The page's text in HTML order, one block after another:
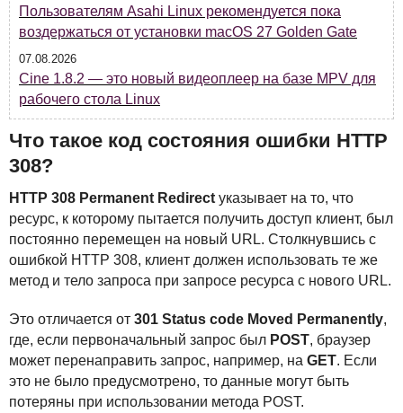
Пользователям Asahi Linux рекомендуется пока
воздержаться от установки macOS 27 Golden Gate
07.08.2026
Cine 1.8.2 — это новый видеоплеер на базе MPV для
рабочего стола Linux
Что такое код состояния ошибки HTTP
308?
HTTP 308 Permanent Redirect указывает на то, что
ресурс, к которому пытается получить доступ клиент, был
постоянно перемещен на новый URL. Столкнувшись с
ошибкой HTTP 308, клиент должен использовать те же
метод и тело запроса при запросе ресурса с нового URL.
Это отличается от 301 Status code Moved Permanently,
где, если первоначальный запрос был POST, браузер
может перенаправить запрос, например, на GET. Если
это не было предусмотрено, то данные могут быть
потеряны при использовании метода POST.